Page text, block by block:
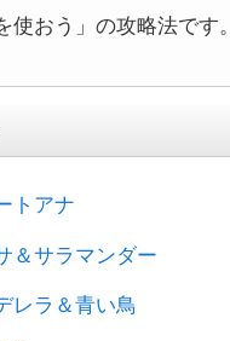
使おう」の攻略法です。
トアナ
＆サラマンダー
レラ＆青い鳥